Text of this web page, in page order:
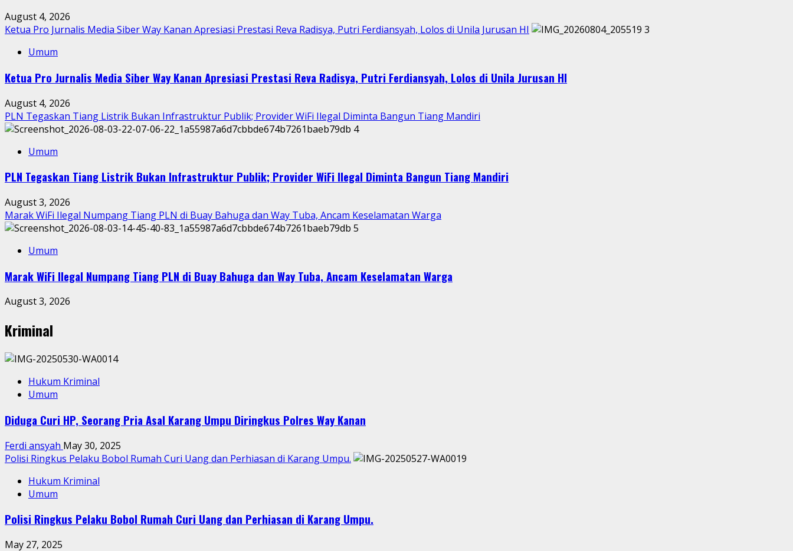
August 4, 2026
Ketua Pro Jurnalis Media Siber Way Kanan Apresiasi Prestasi Reva Radisya, Putri Ferdiansyah, Lolos di Unila Jurusan HI
3
Umum
Ketua Pro Jurnalis Media Siber Way Kanan Apresiasi Prestasi Reva Radisya, Putri Ferdiansyah, Lolos di Unila Jurusan HI
August 4, 2026
PLN Tegaskan Tiang Listrik Bukan Infrastruktur Publik; Provider WiFi Ilegal Diminta Bangun Tiang Mandiri
4
Umum
PLN Tegaskan Tiang Listrik Bukan Infrastruktur Publik; Provider WiFi Ilegal Diminta Bangun Tiang Mandiri
August 3, 2026
Marak WiFi Ilegal Numpang Tiang PLN di Buay Bahuga dan Way Tuba, Ancam Keselamatan Warga
5
Umum
Marak WiFi Ilegal Numpang Tiang PLN di Buay Bahuga dan Way Tuba, Ancam Keselamatan Warga
August 3, 2026
Kriminal
Hukum Kriminal
Umum
Diduga Curi HP, Seorang Pria Asal Karang Umpu Diringkus Polres Way Kanan
Ferdi ansyah May 30, 2025
Polisi Ringkus Pelaku Bobol Rumah Curi Uang dan Perhiasan di Karang Umpu.
Hukum Kriminal
Umum
Polisi Ringkus Pelaku Bobol Rumah Curi Uang dan Perhiasan di Karang Umpu.
May 27, 2025